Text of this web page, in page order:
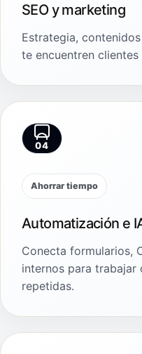
SEO y marketing
Estrategia,
te encuentren
04
Ahorrar tiempo
Automatización e
Conecta formularios,
internos para trabajar
repetidas.